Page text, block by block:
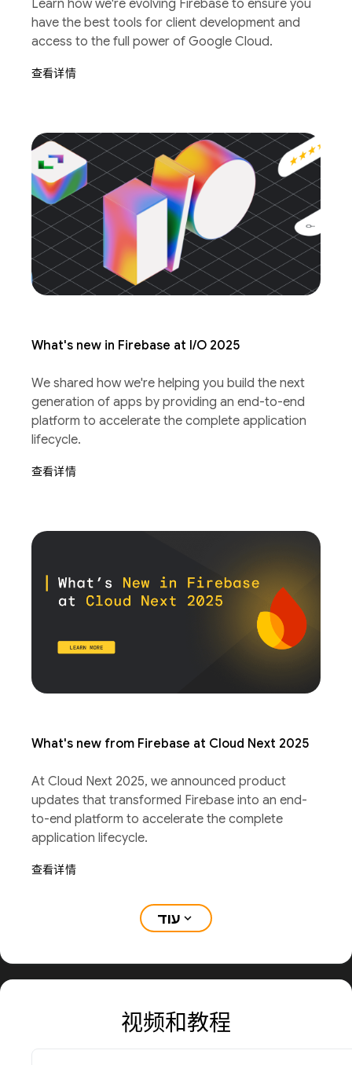
Learn how we're evolving Firebase to ensure you
have the best tools for client development and
access to the full power of Google Cloud.
查看详情
What's new in Firebase at I/O 2025
We shared how we're helping you build the next
generation of apps by providing an end-to-end
platform to accelerate the complete application
lifecycle.
查看详情
What's new from Firebase at Cloud Next 2025
At Cloud Next 2025, we announced product
updates that transformed Firebase into an end-
to-end platform to accelerate the complete
application lifecycle.
查看详情
עוד expand_more
视频和教程